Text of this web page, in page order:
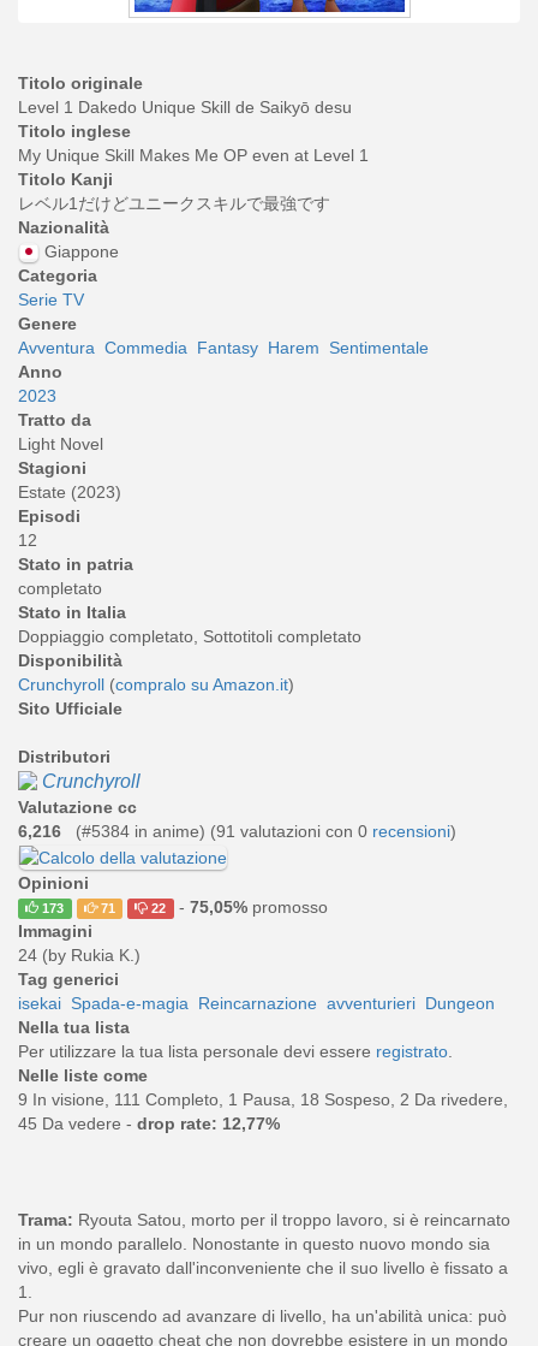
Titolo originale
Level 1 Dakedo Unique Skill de Saikyō desu
Titolo inglese
My Unique Skill Makes Me OP even at Level 1
Titolo Kanji
レベル1だけどユニークスキルで最強です
Nazionalità
Giappone
Categoria
Serie TV
Genere
Avventura Commedia Fantasy Harem
Sentimentale
Anno
2023
Tratto da
Light Novel
Stagioni
Estate (2023)
Episodi
12
Stato in patria
completato
Stato in Italia
Doppiaggio completato, Sottotitoli completato
Disponibilità
Crunchyroll (compralo su Amazon.it)
Sito Ufficiale
Distributori
Crunchyroll
Valutazione cc
6,216
(#5384 in anime) (91 valutazioni con 0 recensioni)
Opinioni
173 71 22 - 75,05%promosso
Immagini
24 (by Rukia K.)
Tag generici
isekai Spada-e-magia Reincarnazione avventurieri Dungeon
Nella tua lista
Per utilizzare la tua lista personale devi essere registrato
Nelle liste come
9 In visione, 111 Completo, 1 Pausa, 18 Sospeso, 2 Da rivedere,
45 Da vedere - drop rate: 12,77%
Trama: Ryouta Satou, morto per il troppo lavoro, si è reincarnato
in un mondo parallelo. Nonostante in questo nuovo mondo sia
vivo, egli è gravato dall'inconveniente che il suo livello è fissato a
1.
Pur non riuscendo ad avanzare di livello, ha un'abilità unica: può
creare un oggetto cheat che non dovrebbe esistere in un mondo